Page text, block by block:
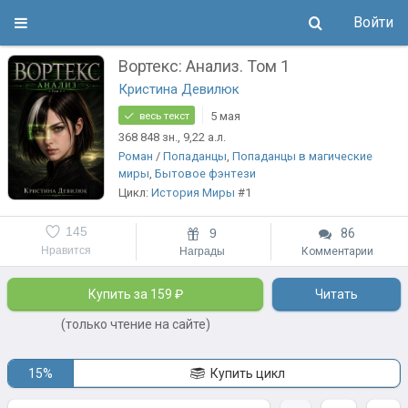
Войти
Вортекс: Анализ. Том 1
Кристина Девилюк
весь текст
5 мая
368 848 зн., 9,22 а.л.
Роман /Попаданцы,Попаданцы в магические
миры,Бытовое фэнтези
Цикл:История Миры #1
Нравится
145 9
Награды
86
Комментарии
Купить за 159 ₽
(только чтение на сайте)
Читать
15% Купить цикл